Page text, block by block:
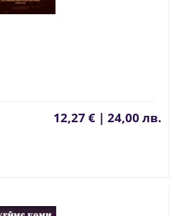
12,27 € | 24,00 лв.